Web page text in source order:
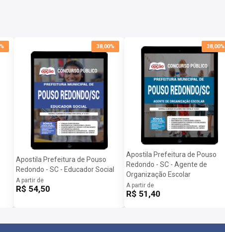
as informações para baixar a apostila digital.
será liberado na data informada no site.
38,00%
Apostila Prefeitura de Pouso
Redondo - SC - Educador Social
A partir de
R$ 54,50
38,00%
Apostila Prefeitura de Pouso
Redondo - SC - Agente de
Organização Escolar
A partir de
R$ 51,40